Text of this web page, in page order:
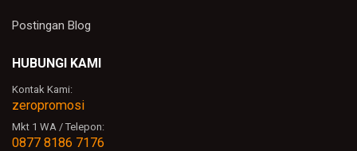
Postingan Blog
HUBUNGI KAMI
Kontak Kami:
zeropromosi
Mkt 1 WA / Telepon:
0877 8186 7176